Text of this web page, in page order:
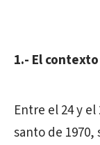
1.- El
Entre el 24 y
santo de 1970,